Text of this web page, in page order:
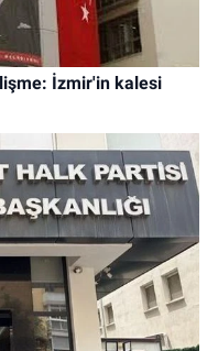
İzmir'in kalesi